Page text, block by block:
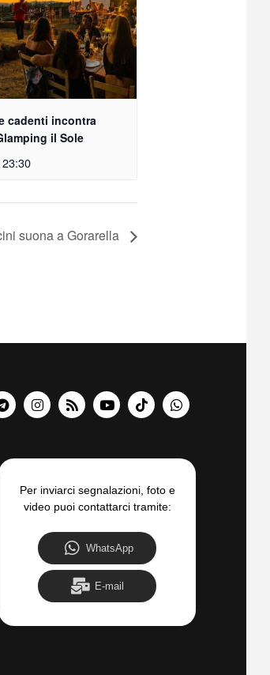
cadenti incontra
il Sole
23:30
suona a Gorarella
Per inviarci segnalazioni, foto e
video puoi contattarci tramite:
WhatsApp
E-mail